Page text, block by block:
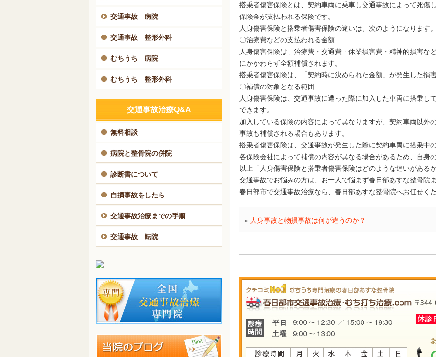
搭乗者傷害保険とは、契約車両に乗車し交通事故によって死傷
保険金が支払われる保険です。
人身傷害保険と搭乗者傷害保険の違いは、次のようになります
〇治療費などの支払われる金額
人身傷害保険は、治療費・交通費・休業損害費・精神的損害な
にかかわらず全額補償されます。
搭乗者傷害保険は、「契約時に決められた金額」が発生した損
〇補償の対象となる範囲
人身傷害保険は、交通事故に遭った際に加入した車両に搭乗し
できます。
加入している保険の内容によって異なりますが、契約車両以外
事故も補償される場合もあります。
搭乗者傷害保険は、交通事故が発生した際に契約車両に搭乗中
各保険会社によって補償の内容が異なる場合があるため、自身
以上「人身傷害保険と搭乗者傷害保険はどのような違いがある
交通事故でお悩みの方は、お一人で悩まず春日部あすな整骨院
春日部市で交通事故治療なら、春日部あすな整骨院へお任せく
« 人身事故と物損事故は何が違うのか？
交通事故 病院
交通事故 整形外科
むちうち 病院
むちうち 整形外科
交通事故治療Q&A
無料相談
病院と整骨院の併院
診断書について
自損事故をしたら
交通事故治療までの手順
交通事故 転院